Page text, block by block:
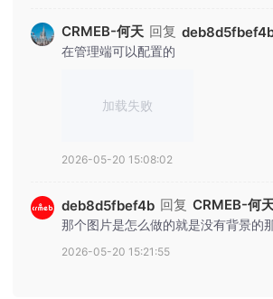
CRMEB-何天 回复
在管理端可以配置的
加载失败
2026-05-20 15:08:02
deb8d5fbef4b 回复 CRMEB-何
那个图片是怎么做的就是没有背景的
2026-05-20 15:21:55